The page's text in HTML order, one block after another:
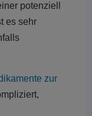
potenziell
es sehr
zur